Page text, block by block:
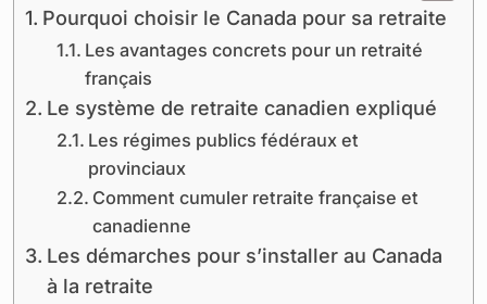
Pourquoi choisir le Canada pour sa retraite
Les avantages concrets pour un retraité
français
Le système de retraite canadien expliqué
Les régimes publics fédéraux et
provinciaux
Comment cumuler retraite française et
canadienne
Les démarches pour s’installer au Canada
à la retraite